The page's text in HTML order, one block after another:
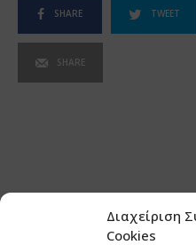
Διαχείριση
Cookies
SHARE TWEET
SHARE